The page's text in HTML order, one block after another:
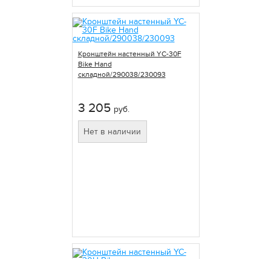
Кронштейн настенный YC-30F
Bike Hand
складной/290038/230093
3 205 руб.
Нет в наличии